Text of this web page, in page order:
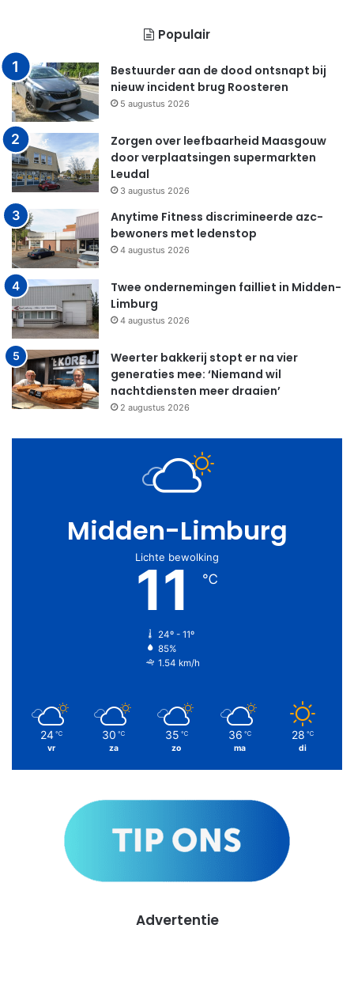
Populair
Bestuurder aan de dood ontsnapt bij
nieuw incident brug Roosteren
5 augustus 2026
Zorgen over leefbaarheid Maasgouw
door verplaatsingen supermarkten
Leudal
3 augustus 2026
Anytime Fitness discrimineerde azc-
bewoners met ledenstop
4 augustus 2026
Twee ondernemingen failliet in Midden-
Limburg
4 augustus 2026
Weerter bakkerij stopt er na vier
generaties mee: ‘Niemand wil
nachtdiensten meer draaien’
2 augustus 2026
Midden-Limburg
Lichte bewolking
11 ℃
24º - 11º
85%
1.54 km/h
24 ℃
vr
30 ℃
za
35 ℃
zo
36 ℃
ma
28 ℃
di
Advertentie